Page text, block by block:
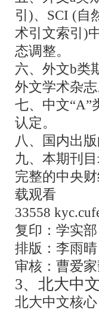
引)、SCI (自
术引文索引)
态调整。
六、外文b类
外文学术杂
七、中文“A”
认定。
八、国内出
九、本期刊
完整的中央
载观看
33558
复印：学实部
排版：李雨晴
审核：曹爱
3、 北大中
北大中文核